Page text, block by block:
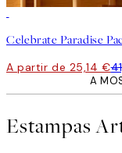
A partir de 25,14 €
A
Estampas